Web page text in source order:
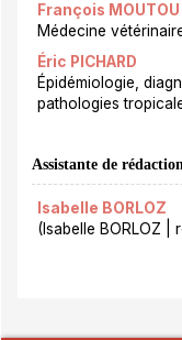
François MOUTOU
Médecine
Éric PICHARD
Épidémiologie,
pathologies
Assistante de
Isabelle BORLOZ
(Isabelle BORLOZ |